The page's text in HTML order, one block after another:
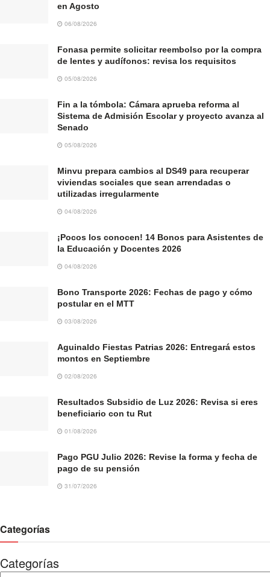
en Agosto
06/08/2026
Fonasa permite solicitar reembolso por la compra
de lentes y audífonos: revisa los requisitos
05/08/2026
Fin a la tómbola: Cámara aprueba reforma al
Sistema de Admisión Escolar y proyecto avanza al
Senado
05/08/2026
Minvu prepara cambios al DS49 para recuperar
viviendas sociales que sean arrendadas o
utilizadas irregularmente
04/08/2026
¡Pocos los conocen! 14 Bonos para Asistentes de
la Educación y Docentes 2026
04/08/2026
Bono Transporte 2026: Fechas de pago y cómo
postular en el MTT
03/08/2026
Aguinaldo Fiestas Patrias 2026: Entregará estos
montos en Septiembre
02/08/2026
Resultados Subsidio de Luz 2026: Revisa si eres
beneficiario con tu Rut
01/08/2026
Pago PGU Julio 2026: Revise la forma y fecha de
pago de su pensión
31/07/2026
Categorías
Categorías